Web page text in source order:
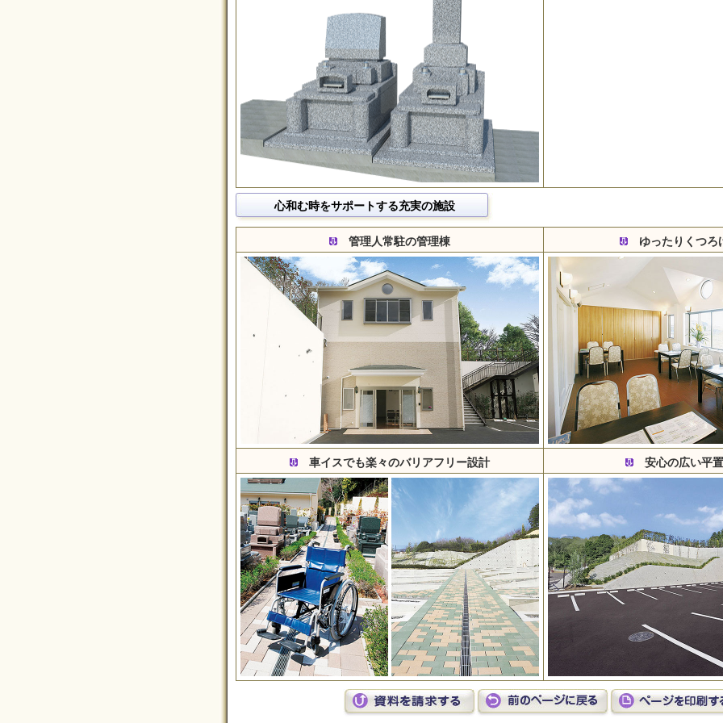
心和む時をサポートする充実の施設
管理人常駐の管理棟 ゆったりくつろ
車イスでも楽々のバリアフリー設計 安心の広い平